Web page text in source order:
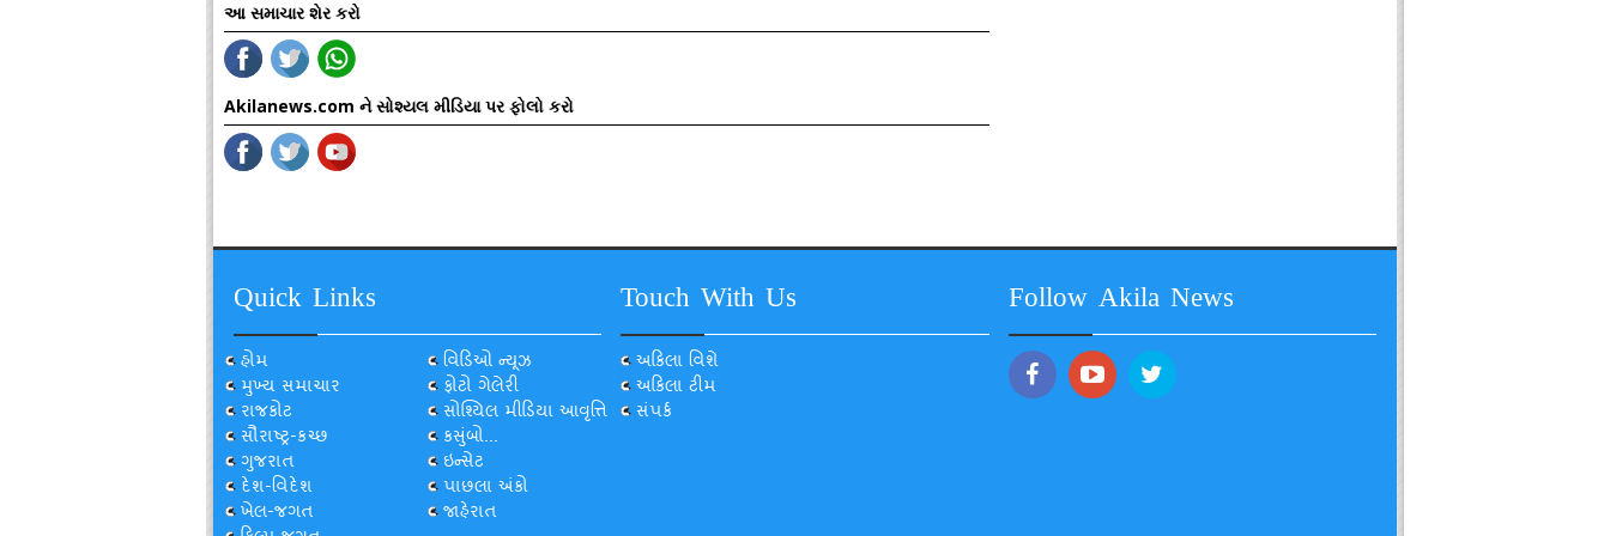
આ સમાચાર શેર કરો
Akilanews.com ને સોશ્યલ મીડિયા પર ફોલો કરો
Quick Links
હોમ
મુખ્ય સમાચાર
રાજકોટ
સૌરાષ્ટ્ર-કચ્છ
ગુજરાત
દેશ-વિદેશ
ખેલ-જગત
વિડિઓ ન્યૂઝ
ફોટો ગેલેરી
સોશ્યિલ મીડિયા આવૃત્તિ
કસુંબો...
ઇન્સેટ
પાછલા અંકો
જાહેરાત
Touch With Us
અકિલા વિશે
અકિલા ટીમ
સંપર્ક
Follow Akila News